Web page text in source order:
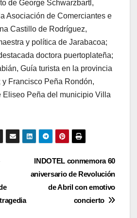
de George Schwarzbartl,
Asociación de Comerciantes e
Castillo de Rodríguez,
y política de Jarabacoa;
doctora puertoplateña;
Guía turista en la provincia
y Francisco Peña Rondón,
Eliseo Peña del municipio Villa
INDOTEL conmemora 60
aniversario de Revolución
de Abril con emotivo
concierto